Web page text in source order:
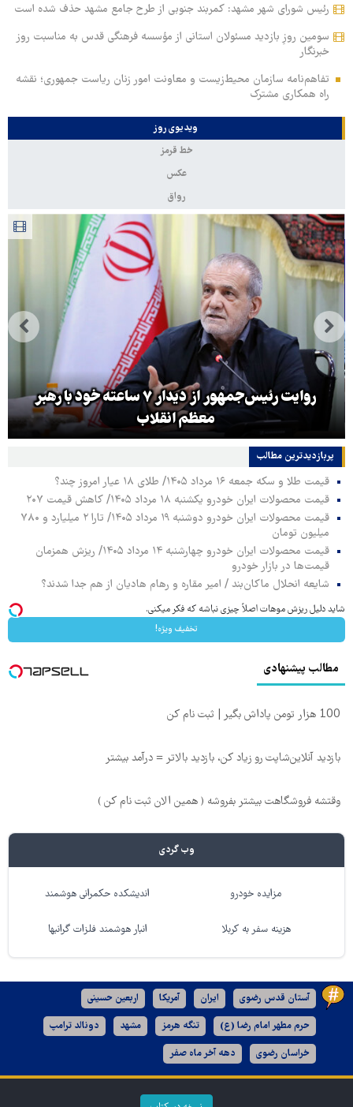
رئیس شورای شهر مشهد: کمربند جنوبی از طرح جامع مشهد حذف شده است
سومین روزِ بازدید مسئولان استانی از مؤسسه فرهنگی قدس به مناسبت روز
خبرنگار
تفاهم‌نامه سازمان محیط‌زیست و معاونت امور زنان ریاست جمهوری؛ نقشه
راه همکاری مشترک
ویدیوی روز
خط قرمز
عکس
رواق
روایت رئیس‌جمهور از دیدار ۷ ساعته خود با رهبر
معظم انقلاب
پربازدیدترین‌ مطالب
قیمت طلا و سکه جمعه ۱۶ مرداد ۱۴۰۵/ طلای ۱۸ عیار امروز چند؟
قیمت محصولات ایران خودرو یکشنبه ۱۸ مرداد ۱۴۰۵/ کاهش قیمت ۲۰۷
قیمت محصولات ایران خودرو دوشنبه ۱۹ مرداد ۱۴۰۵/ تارا ۲ میلیارد و ۷۸۰
میلیون تومان
قیمت محصولات ایران خودرو چهارشنبه ۱۴ مرداد ۱۴۰۵/ ریزش همزمان
قیمت‌ها در بازار خودرو
شایعه انحلال ماکان‌بند / امیر مقاره و رهام هادیان از هم جدا شدند؟
شاید دلیل ریزش موهات اصلاً چیزی نباشه که فکر میکنی.
تخفیف ویژه!
مطالب پیشنهادی
100 هزار تومن پاداش بگیر | ثبت نام کن
بازدید آنلاین‌شاپت رو زیاد کن، بازدید بالاتر = درآمد بیشتر
وقتشه فروشگاهت بیشتر بفروشه ( همین الان ثبت نام کن )
وب گردی
مزایده خودرو اندیشکده حکمرانی هوشمند
هزینه سفر به کربلا انبار هوشمند فلزات گرانبها
آستان قدس رضوی ایران آمریکا اربعین حسینی
حرم مطهر امام رضا (ع) تنگه هرمز مشهد دونالد ترامپ
خراسان رضوی دهه آخر ماه صفر